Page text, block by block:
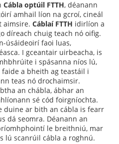
Cábla optúil FTTH, déanann
amhail líon na gcroí, cineál
aimsire. Cáblaí FTTH idirlíon a
díreach chuig teach nó oifig.
úsáideoirí faoi luas,
I gceantair uirbeacha, is
i spásanna níos lú,
a bheith ag teastáil i
teas nó drochaimsir.
an chábla, ábhar an
sé cód foirgníochta.
duine ar bith an cábla is fearr
dá seomra. Déanann an
le breithniú, mar
lú scanrúil cábla a roghnú.